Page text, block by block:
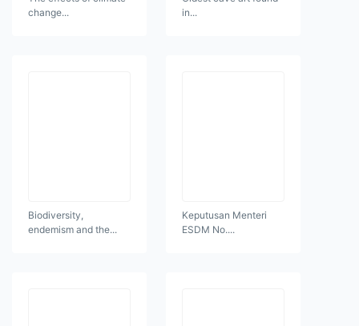
change...
in...
Biodiversity,
endemism and the...
Keputusan Menteri
ESDM No....